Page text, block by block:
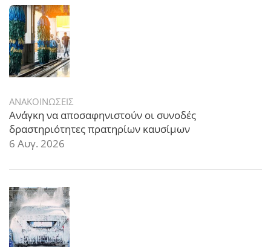
ΑΝΑΚΟΙΝΩΣΕΙΣ
Ανάγκη να αποσαφηνιστούν οι συνοδές
δραστηριότητες πρατηρίων καυσίμων
6 Αυγ. 2026